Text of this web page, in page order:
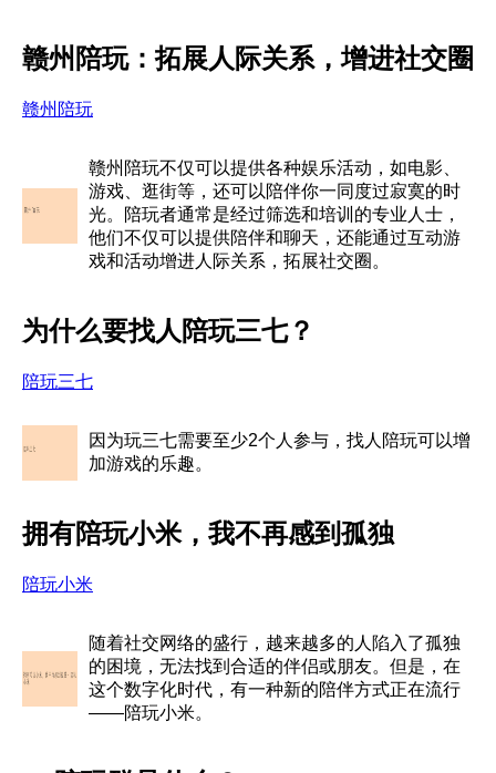
赣州陪玩：拓展人际关系，增进社交圈
赣州陪玩
赣州陪玩不仅可以提供各种娱乐活动，如电影、
游戏、逛街等，还可以陪伴你一同度过寂寞的时
光。陪玩者通常是经过筛选和培训的专业人士，
他们不仅可以提供陪伴和聊天，还能通过互动游
戏和活动增进人际关系，拓展社交圈。
为什么要找人陪玩三七？
陪玩三七
因为玩三七需要至少2个人参与，找人陪玩可以增
加游戏的乐趣。
拥有陪玩小米，我不再感到孤独
陪玩小米
随着社交网络的盛行，越来越多的人陷入了孤独
的困境，无法找到合适的伴侣或朋友。但是，在
这个数字化时代，有一种新的陪伴方式正在流行
——陪玩小米。